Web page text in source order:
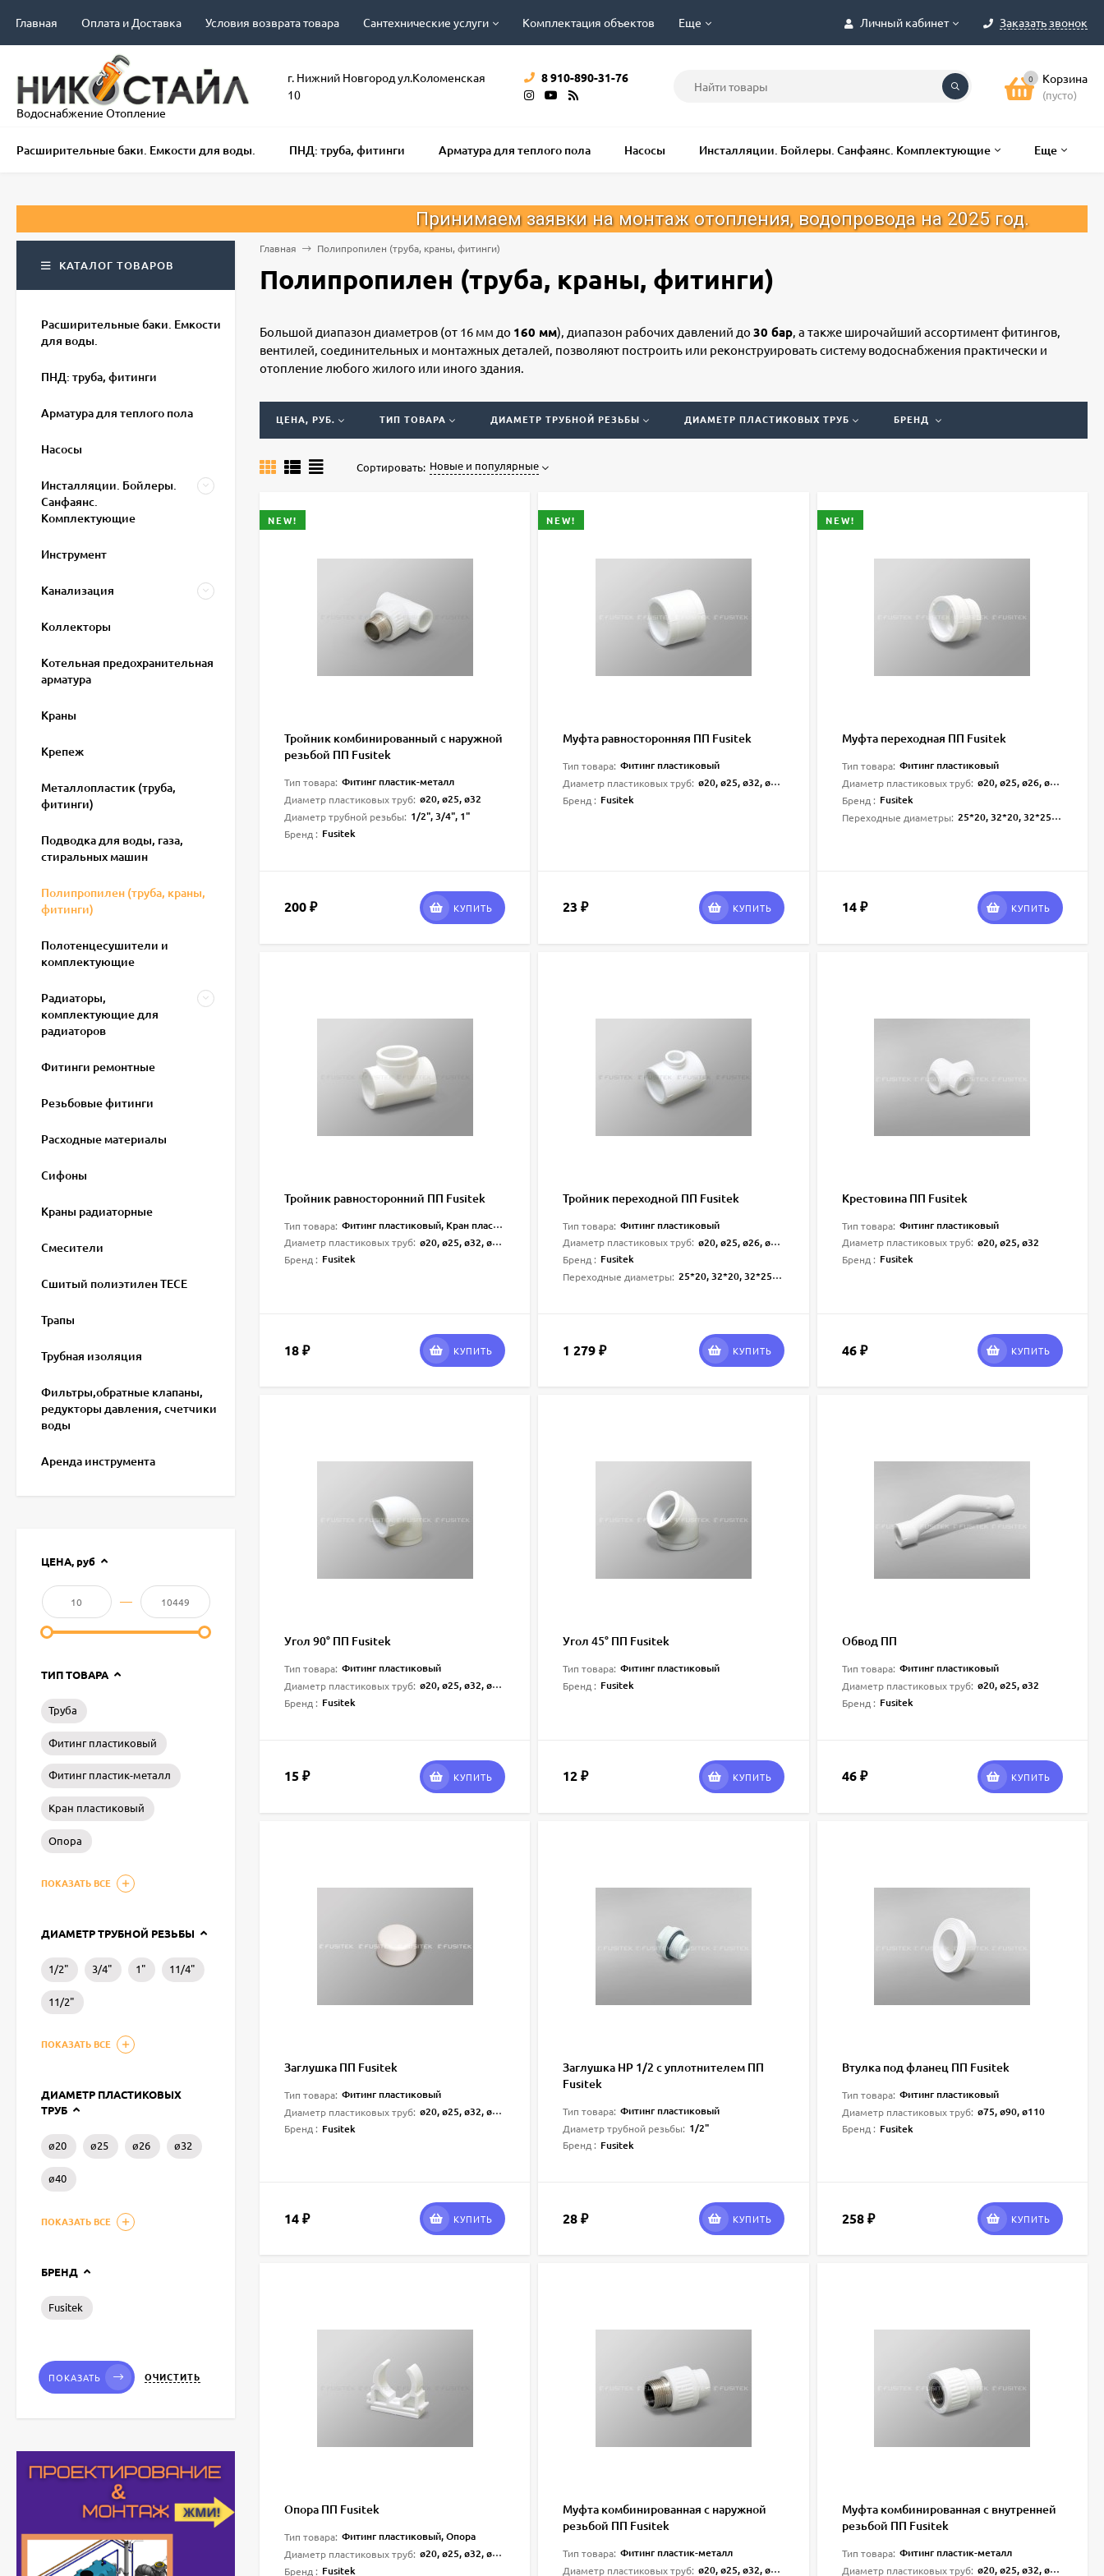
Личный кабинет Заказать звонок
Главная Оплата и Доставка Условия возврата товара Сантехнические услуги Комплектация объектов Еще
Водоснабжение Отопление
г. Нижний Новгород ул.Коломенская
10
8 910-890-31-76 0 Корзина
(пусто)
Расширительные баки. Емкости для воды. ПНД: труба, фитинги Арматура для теплого пола Насосы Инсталляции. Бойлеры. Санфаянс. Комплектующие Еще
Принимаем заявки на монтаж отопления, водопровода на 2025 год.
Главная Полипропилен (труба, краны, фитинги)
Полипропилен (труба, краны, фитинги)
Большой диапазон диаметров (от 16 мм до 160 мм), диапазон рабочих давлений до 30 бар, а также широчайший ассортимент фитингов,
вентилей, соединительных и монтажных деталей, позволяют построить или реконструировать систему водоснабжения практически и
отопление любого жилого или иного здания.
ЦЕНА, РУБ. ТИП ТОВАРА ДИАМЕТР ТРУБНОЙ РЕЗЬБЫ ДИАМЕТР ПЛАСТИКОВЫХ ТРУБ БРЕНД
Сортировать: Новые и популярные
NEW!
Тройник комбинированный с наружной
резьбой ПП Fusitek
Тип товара: Фитинг пластик-металл
Диаметр пластиковых труб: ø20, ø25, ø32
Диаметр трубной резьбы: 1/2", 3/4", 1"
Бренд : Fusitek
200 ₽ КУПИТЬ
NEW!
Муфта равносторонняя ПП Fusitek
Тип товара: Фитинг пластиковый
Диаметр пластиковых труб: ø20, ø25, ø32, ø40, ø50, ø63, ø75, ø90, ø110
Бренд : Fusitek
23₽ КУПИТЬ
NEW!
Муфта переходная ПП Fusitek
Тип товара: Фитинг пластиковый
Диаметр пластиковых труб: ø20, ø25, ø26, ø32, ø40, ø50, ø63, ø75, ø90, ø110, ø160
Бренд : Fusitek
Переходные диаметры: 25*20, 32*20, 32*25, 40*20, 40*25, 40*32, 50*20, 50*25, 50*32, 50*40, 63*20, 63*25, 63*32, 63*40, 63*50, 75*50, 75*63, 90*50, 90*63, 90*75, 110*63, 110*90
14 ₽ КУПИТЬ
Тройник равносторонний ПП Fusitek
Тип товара: Фитинг пластиковый, Кран пластиковый
Диаметр пластиковых труб: ø20, ø25, ø32, ø40, ø50, ø63, ø75, ø90, ø110
Бренд : Fusitek
18 ₽ КУПИТЬ
Тройник переходной ПП Fusitek
Тип товара: Фитинг пластиковый
Диаметр пластиковых труб: ø20, ø25, ø26, ø32, ø40, ø50, ø63, ø75, ø90, ø110, ø160
Бренд : Fusitek
Переходные диаметры: 25*20, 32*20, 32*25, 40*20, 40*25, 40*32, 50*20, 50*25, 50*32, 50*40, 63*25, 63*32, 63*40, 63*50, 75*25, 75*32, 75*40, 90*32, 90*40, 90*63, 110*40, 110*50, 110*63
1 279₽ КУПИТЬ
Крестовина ПП Fusitek
Тип товара: Фитинг пластиковый
Диаметр пластиковых труб: ø20, ø25, ø32
Бренд : Fusitek
46 ₽ КУПИТЬ
Угол 90° ПП Fusitek
Тип товара: Фитинг пластиковый
Диаметр пластиковых труб: ø20, ø25, ø32, ø40, ø50, ø63, ø75, ø90, ø110
Бренд : Fusitek
15 ₽ КУПИТЬ
Угол 45° ПП Fusitek
Тип товара: Фитинг пластиковый
Бренд : Fusitek
12₽ КУПИТЬ
Обвод ПП
Тип товара: Фитинг пластиковый
Диаметр пластиковых труб: ø20, ø25, ø32
Бренд : Fusitek
46 ₽ КУПИТЬ
Заглушка ПП Fusitek
Тип товара: Фитинг пластиковый
Диаметр пластиковых труб: ø20, ø25, ø32, ø40, ø50, ø63
Бренд : Fusitek
14 ₽ КУПИТЬ
Заглушка НР 1/2 с уплотнителем ПП
Fusitek
Тип товара: Фитинг пластиковый
Диаметр трубной резьбы: 1/2"
Бренд : Fusitek
28₽ КУПИТЬ
Втулка под фланец ПП Fusitek
Тип товара: Фитинг пластиковый
Диаметр пластиковых труб: ø75, ø90, ø110
Бренд : Fusitek
258 ₽ КУПИТЬ
Опора ПП Fusitek
Тип товара: Фитинг пластиковый, Опора
Диаметр пластиковых труб: ø20, ø25, ø32, ø40, ø50, ø63
Бренд : Fusitek
Муфта комбинированная с наружной
резьбой ПП Fusitek
Тип товара: Фитинг пластик-металл
Диаметр пластиковых труб: ø20, ø25, ø32, ø40, ø50, ø63
Муфта комбинированная с внутренней
резьбой ПП Fusitek
Тип товара: Фитинг пластик-металл
Диаметр пластиковых труб: ø20, ø25, ø32, ø40, ø50, ø63
КАТАЛОГ ТОВАРОВ
Расширительные баки. Емкости
для воды.
ПНД: труба, фитинги
Арматура для теплого пола
Насосы
Инсталляции. Бойлеры.
Санфаянс.
Комплектующие
Инструмент
Канализация
Коллекторы
Котельная предохранительная
арматура
Краны
Крепеж
Металлопластик (труба,
фитинги)
Подводка для воды, газа,
стиральных машин
Полипропилен (труба, краны,
фитинги)
Полотенцесушители и
комплектующие
Радиаторы,
комплектующие для
радиаторов
Фитинги ремонтные
Резьбовые фитинги
Расходные материалы
Сифоны
Краны радиаторные
Смесители
Сшитый полиэтилен ТECE
Трапы
Трубная изоляция
Фильтры,обратные клапаны,
редукторы давления, счетчики
воды
Аренда инструмента
ЦЕНА,руб
—
ТИП ТОВАРА
Труба
Фитинг пластиковый
Фитинг пластик-металл
Кран пластиковый
Опора
ПОКАЗАТЬ ВСЕ
ДИАМЕТР ТРУБНОЙ РЕЗЬБЫ
1/2" 3/4" 1" 11/4"
11/2"
ПОКАЗАТЬ ВСЕ
ДИАМЕТР ПЛАСТИКОВЫХ
ТРУБ
ø20 ø25 ø26 ø32
ø40
ПОКАЗАТЬ ВСЕ
БРЕНД
Fusitek
ПОКАЗАТЬ ОЧИСТИТЬ